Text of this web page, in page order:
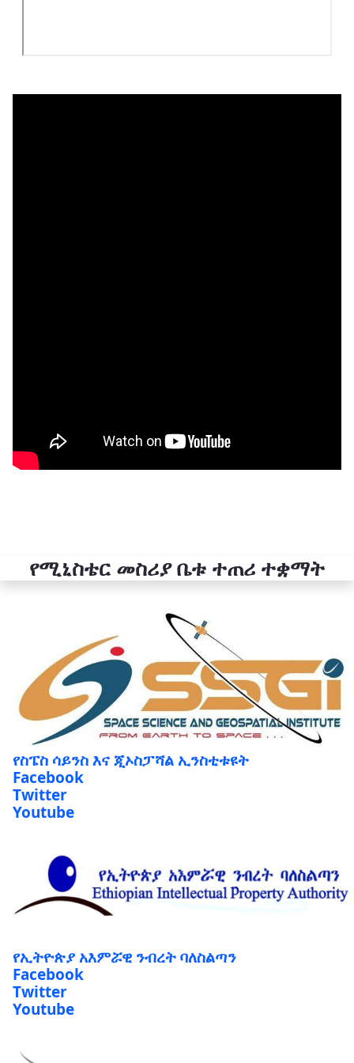
የሚኒስቴር መስሪያ ቤቱ ተጠሪ ተቋማት
የስፔስ ሳይንስ እና ጂኦስፓሻል ኢንስቲቱዩት
Facebook
Twitter
Youtube
የኢትዮጵያ አእምሯዊ ንብረት ባለስልጣን
Facebook
Twitter
Youtube